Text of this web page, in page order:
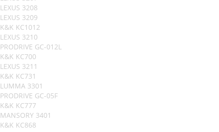
LEXUS 3208
LEXUS 3209
K&K KC1012
LEXUS 3210
PRODRIVE GC-012L
K&K KC700
LEXUS 3211
K&K KC731
LUMMA 3301
PRODRIVE GC-05F
K&K KC777
MANSORY 3401
K&K KC868